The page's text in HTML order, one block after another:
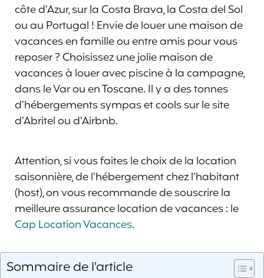
côte d’Azur, sur la Costa Brava, la Costa del Sol
ou au Portugal ! Envie de louer une maison de
vacances en famille ou entre amis pour vous
reposer ? Choisissez une jolie maison de
vacances à louer avec piscine à la campagne,
dans le Var ou en Toscane. Il y a des tonnes
d’hébergements sympas et cools sur le site
d’Abritel ou d’Airbnb.
Attention, si vous faites le choix de la location
saisonnière, de l’hébergement chez l’habitant
(host), on vous recommande de souscrire la
meilleure assurance location de vacances : le
Cap Location Vacances.
Sommaire de l'article